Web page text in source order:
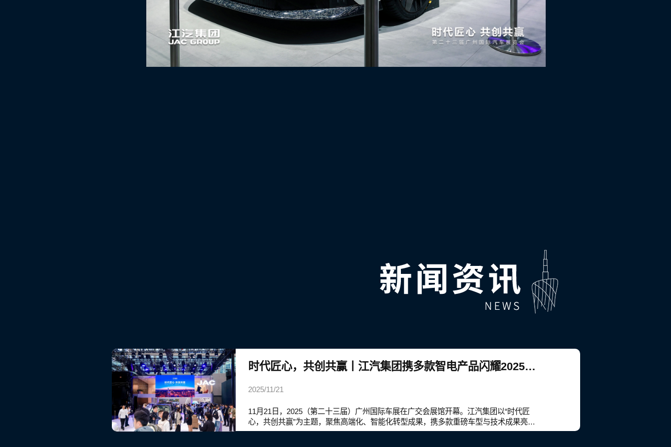
时代匠心，共创共赢丨江汽集团携多款智电产品闪耀2025广州国际车展
2025/11/21
11月21日，2025（第二十三届）广州国际车展在广交会展馆开幕。江汽集团以“时代匠
心，共创共赢”为主题，聚焦高端化、智能化转型成果，携多款重磅车型与技术成果亮
相，全面展现其从传统制造向科技型企业跃迁的战略布局。